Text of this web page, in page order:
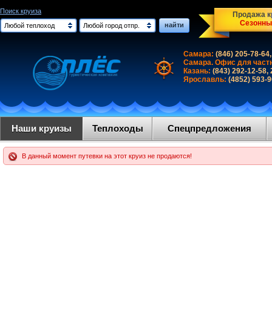
Поиск круиза
Любой теплоход
Любой город отпр. найти
Продажа
Самара: (846) 205-78-
Самара. Офис для
Казань: (843) 292-12-58,
Ярославль: (4852) 593-
Наши круизы Теплоходы Спецпредложения
В данный момент путевки на этот круиз не продаются!